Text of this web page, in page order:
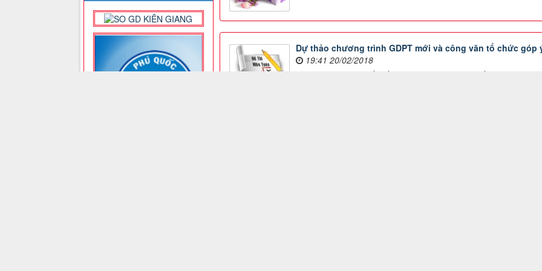
Dự thảo chương trình GDPT mới và công văn tổ chức góp
19:41 20/02/2018
Thực hiện Nghị quyết số 29-NQ/TW của Ban Chấp hành